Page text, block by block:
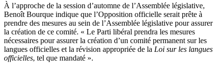
À l’approche de la session d’automne de l’Assemblée législative,
Benoît Bourque indique que l’Opposition officielle serait prête à
prendre des mesures au sein de l’Assemblée législative pour assurer
la création de ce comité. « Le Parti libéral prendra les mesures
nécessaires pour assurer la création d’un comité permanent sur les
langues officielles et la révision appropriée de la Loi sur les langues
officielles, tel que mandaté ».